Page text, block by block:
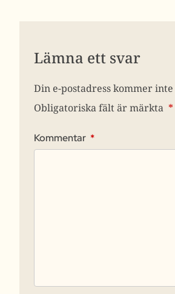
Lämna ett svar
Din e-postadress kommer
Obligatoriska fält är märkta *
Kommentar *